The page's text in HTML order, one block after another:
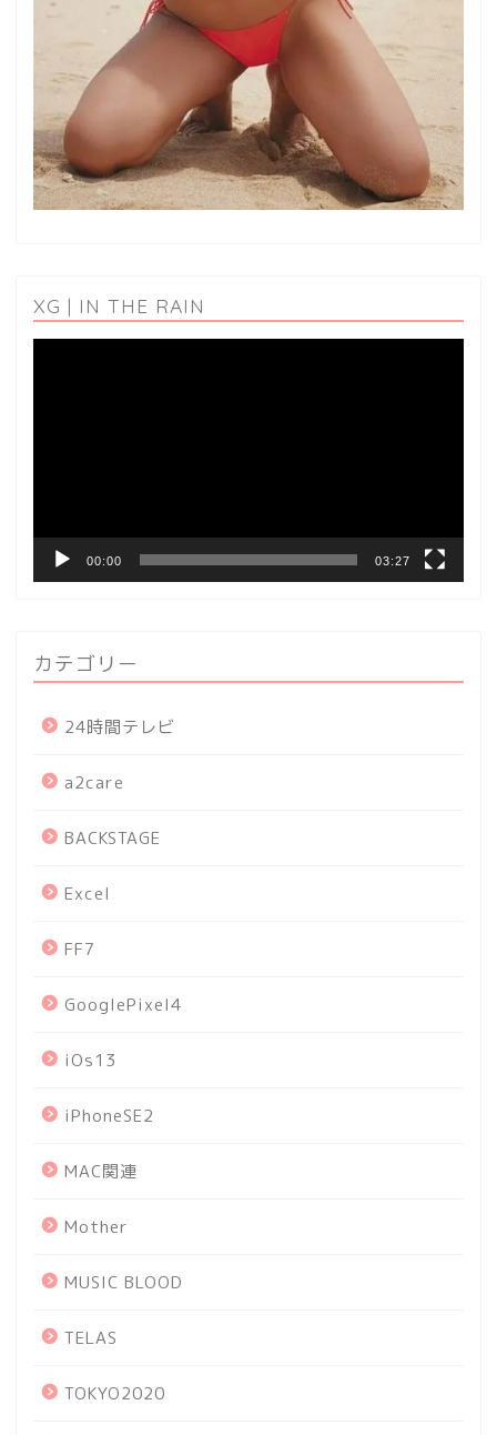
XG | IN THE RAIN
00:00 03:27
カテゴリー
24時間テレビ
a2care
BACKSTAGE
Excel
FF7
GooglePixel4
iOs13
iPhoneSE2
MAC関連
Mother
MUSIC BLOOD
TELAS
TOKYO2020